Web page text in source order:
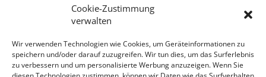
Cookie-Zustimmung
verwalten
Wir verwenden Technologien wie Cookies, um Geräteinformationen zu
speichern und/oder darauf zuzugreifen. Wir tun dies, um das Surferlebnis
zu verbessern und um personalisierte Werbung anzuzeigen. Wenn Sie